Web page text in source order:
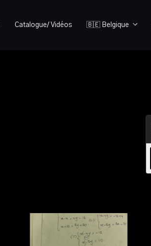
Catalogue/ Vidéos 🇧🇪 Belgique